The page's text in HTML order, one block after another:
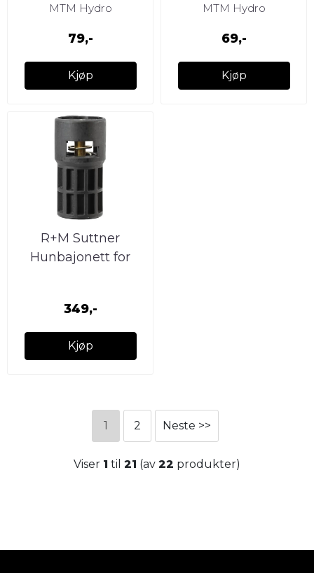
MTM Hydro
79,-
Kjøp
MTM Hydro
69,-
Kjøp
R+M Suttner
Hunbajonett for
349,-
Kjøp
1 2 Neste >>
Viser 1 til 21 (av 22 produkter)